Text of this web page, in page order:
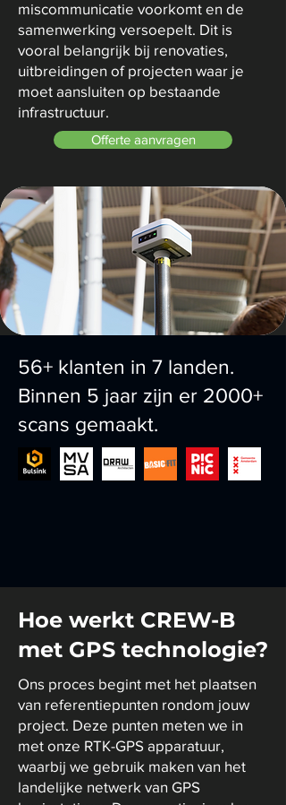
miscommunicatie voorkomt en de
samenwerking versoepelt. Dit is
vooral belangrijk bij renovaties,
uitbreidingen of projecten waar je
moet aansluiten op bestaande
infrastructuur.
Offerte aanvragen
56+ klanten in 7 landen.
Binnen 5 jaar zijn er 2000+
scans gemaakt.
Hoe werkt CREW-B
met GPS technologie?
Ons proces begint met het plaatsen
van referentiepunten rondom jouw
project. Deze punten meten we in
met onze RTK-GPS apparatuur,
waarbij we gebruik maken van het
landelijke netwerk van GPS